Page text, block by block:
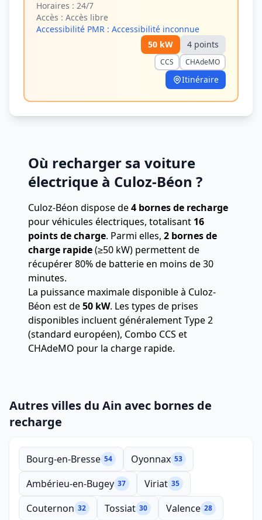
Horaires : 24/7
Accès : Accès libre
Accessibilité PMR : Accessibilité inconnue
50 kW 4 points
CCS CHAdeMO
Itinéraire
Où recharger sa voiture
électrique à Culoz-Béon ?
Culoz-Béon dispose de4 bornes de recharge
pour véhicules électriques, totalisant 16
points de charge. Parmi elles, 2 bornes de
charge rapide(≥50 kW) permettent de
récupérer 80% de batterie en moins de 30
minutes.
La puissance maximale disponible à Culoz-
Béon est de50 kW. Les types de prises
disponibles incluent généralement Type 2
(standard européen), Combo CCS et
CHAdeMO pour la charge rapide.
Autres villes du Ain avec bornes de
recharge
Bourg-en-Bresse 54 Oyonnax 53
Ambérieu-en-Bugey 37 Viriat 35
Couternon 32 Tossiat 30 Valence 28